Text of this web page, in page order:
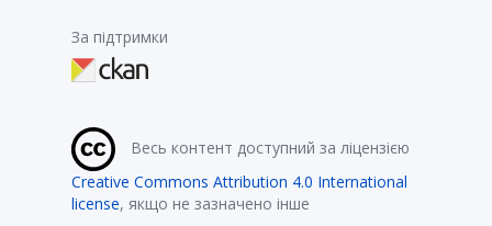
За підтримки
Весь контент доступний за ліцензією
Creative Commons Attribution 4.0 International
license, якщо не зазначено інше